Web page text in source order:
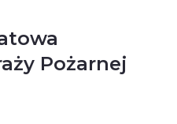
Pożarnej